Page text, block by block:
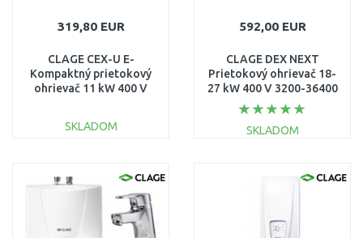
319,80 EUR
CLAGE CEX-U E-
Kompaktný prietokový
ohrievač 11 kW 400 V
SKLADOM
Porovnať
592,00 EUR
CLAGE DEX NEXT
Prietokový ohrievač 18-
27 kW 400 V 3200-36400
SKLADOM